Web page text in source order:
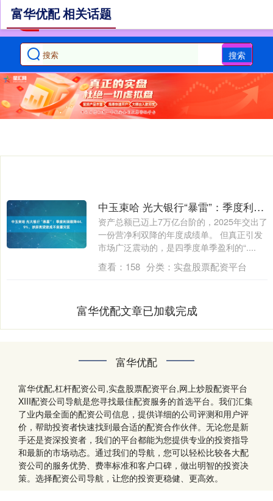
搜索
富华优配 相关话题
中玉束哈 光大银行“暴雷”：季度利润骤降44.9%，涉房类贷款成不良重灾区
资产总额已迈上7万亿台阶的，2025年交出了
一份营净利双降的年度成绩单。 但真正引发
市场广泛震动的，是四季度单季盈利的“....
查看： 158 分类： 实盘股票配资平台
富华优配文章已加载完成
富华优配
富华优配,杠杆配资公司,实盘股票配资平台,网上炒股配资平台
XIII‌配资公司导航是您寻找最佳配资服务的首选平台。我们汇集
了业内最全面的配资公司信息，提供详细的公司评测和用户评
价，帮助投资者快速找到最合适的配资合作伙伴。无论您是新
手还是资深投资者，我们的平台都能为您提供专业的投资指导
和最新的市场动态。通过我们的导航，您可以轻松比较各大配
资公司的服务优势、费率标准和客户口碑，做出明智的投资决
策。选择配资公司导航，让您的投资更稳健、更高效。